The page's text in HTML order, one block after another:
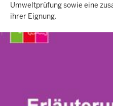
Umweltprüfung sowie eine
ihrer Eignung.